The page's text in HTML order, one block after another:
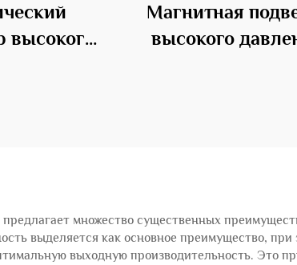
высокого
Магнитная
высокого
множество существенных
выделяется как основное преимущество,
выходную производительность. Это